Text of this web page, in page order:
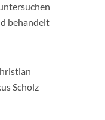
behandelt
Scholz